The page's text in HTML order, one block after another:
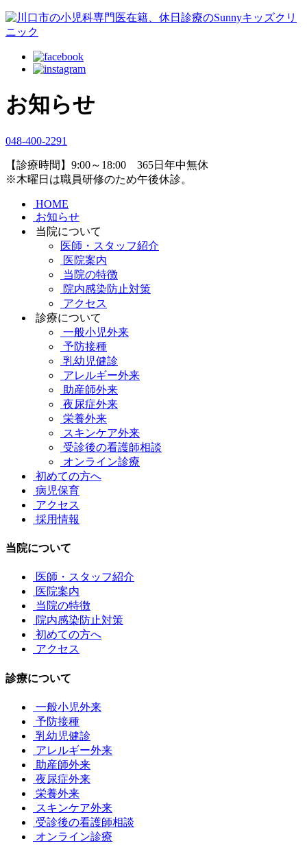
お知らせ
048-400-2291
【診療時間】9:00～18:00 365日年中無休
※木曜日は職員研修のため午後休診。
HOME
お知らせ
当院について
医師・スタッフ紹介
医院案内
当院の特徴
院内感染防止対策
アクセス
診療について
一般小児外来
予防接種
乳幼児健診
アレルギー外来
助産師外来
夜尿症外来
栄養外来
スキンケア外来
受診後の看護師相談
オンライン診療
初めての方へ
病児保育
アクセス
採用情報
当院について
医師・スタッフ紹介
医院案内
当院の特徴
院内感染防止対策
初めての方へ
アクセス
診療について
一般小児外来
予防接種
乳幼児健診
アレルギー外来
助産師外来
夜尿症外来
栄養外来
スキンケア外来
受診後の看護師相談
オンライン診療